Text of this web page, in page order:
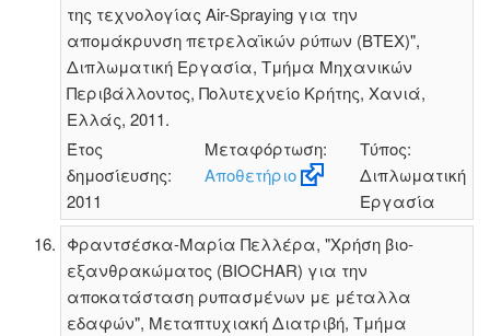
της τεχνολογίας Air-Spraying για την
απομάκρυνση πετρελαϊκών ρύπων (BTEX)",
Διπλωματική Εργασία, Τμήμα Μηχανικών
Περιβάλλοντος, Πολυτεχνείο Κρήτης, Χανιά,
Ελλάς, 2011.
Έτος
δημοσίευσης:
2011
Μεταφόρτωση:
Αποθετήριο
Τύπος:
Διπλωματική
Εργασία
Φραντσέσκα-Μαρία Πελλέρα, "Χρήση βιο-
εξανθρακώματος (BIOCHAR) για την
αποκατάσταση ρυπασμένων με μέταλλα
εδαφών", Μεταπτυχιακή Διατριβή, Τμήμα